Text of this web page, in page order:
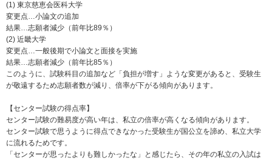
(1) 東京慈恵会医科大学
変更点…小論文の追加
結果…志願者減少（前年比89％）
(2) 近畿大学
変更点…一般後期で小論文と面接を実施
結果…志願者減少（前年比85％）
このように、試験科目の追加など「負担が増す」ような変更があると、受験生
が敬遠するため志願者数が減り、倍率が下がる傾向があります。
【センター試験の得点率】
センター試験の難易度が高い年は、私立の倍率が高くなる傾向があります。
センター試験で思うように得点できなかった受験生が国公立を諦め、私立大学
に流れるためです。
「センターが思ったよりも難しかったな」と感じたら、その年の私立の入試は